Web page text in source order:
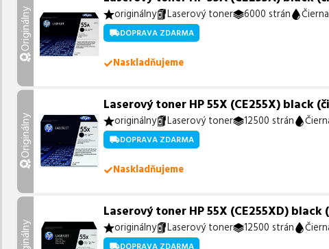
Originálny originálny Laserový toner 6000 strán Čierna
DOPRAVA ZDARMA
Naskladňujeme
Originálny
Laserový toner HP 55X (CE255X) black
originálny Laserový toner 12500 strán
DOPRAVA ZDARMA
Naskladňujeme
Laserový toner HP 55X (CE255XD)
originálny Laserový toner 12500 strán
DOPRAVA ZDARMA